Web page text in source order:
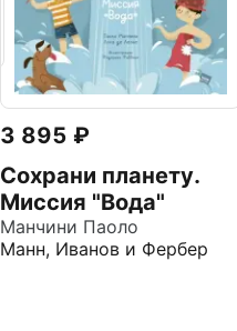
3 895
Сохрани планету.
Миссия "Вода"
Манчини Паоло
Манн, Иванов и Фербер